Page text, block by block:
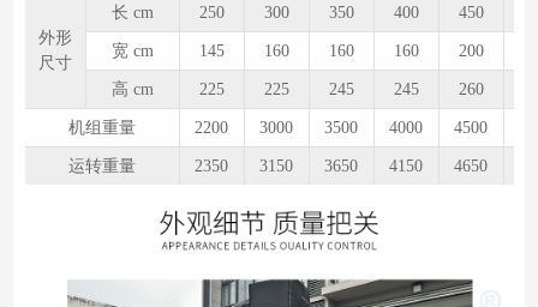
外形
尺寸
长 cm 250 300 350 400 450
宽 cm 145 160 160 160 200
高 cm 225 225 245 245 260
机组重量 2200 3000 3500 4000 4500
运转重量 2350 3150 3650 4150 4650